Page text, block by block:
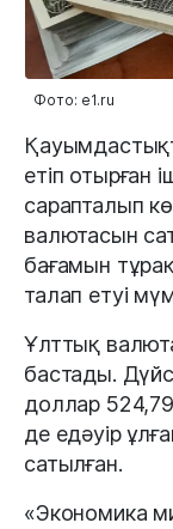
Фото: e1.ru
етіп отырған
сарапталып
валютасын
бағамын
талап етуі
Ұлттық
бастады.
доллар 524,79
де едәуір
сатылған.
«Экономика